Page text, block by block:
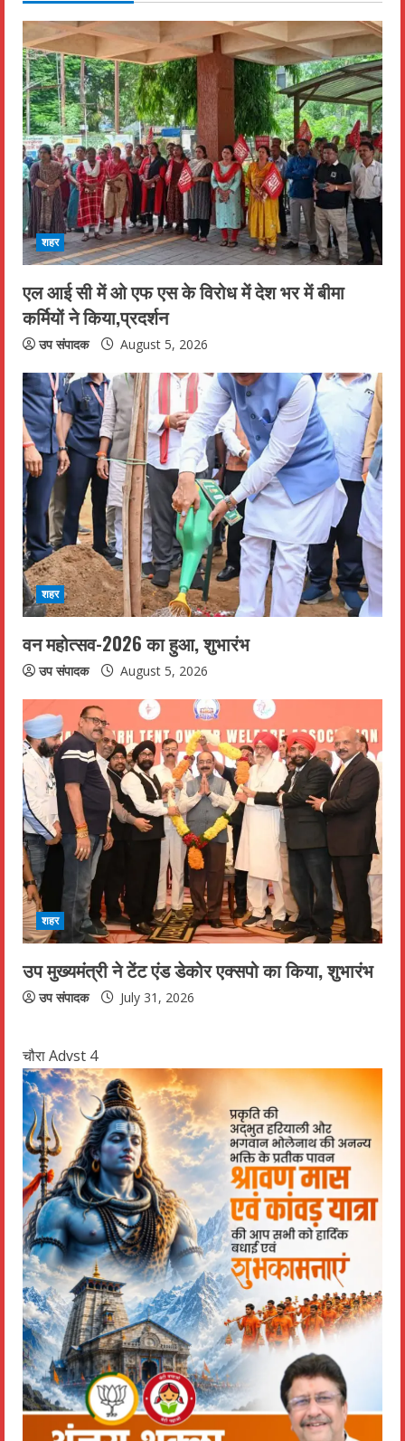
u
e
R
e
a
d
i
n
g
शहर
एल आई सी में ओ एफ एस के विरोध में देश भर में बीमा
कर्मियों ने किया,प्रदर्शन
उप संपादक August 5, 2026
शहर
वन महोत्सव-2026 का हुआ, शुभारंभ
उप संपादक August 5, 2026
शहर
उप मुख्यमंत्री ने टेंट एंड डेकोर एक्सपो का किया, शुभारंभ
उप संपादक July 31, 2026
चौरा Advst 4